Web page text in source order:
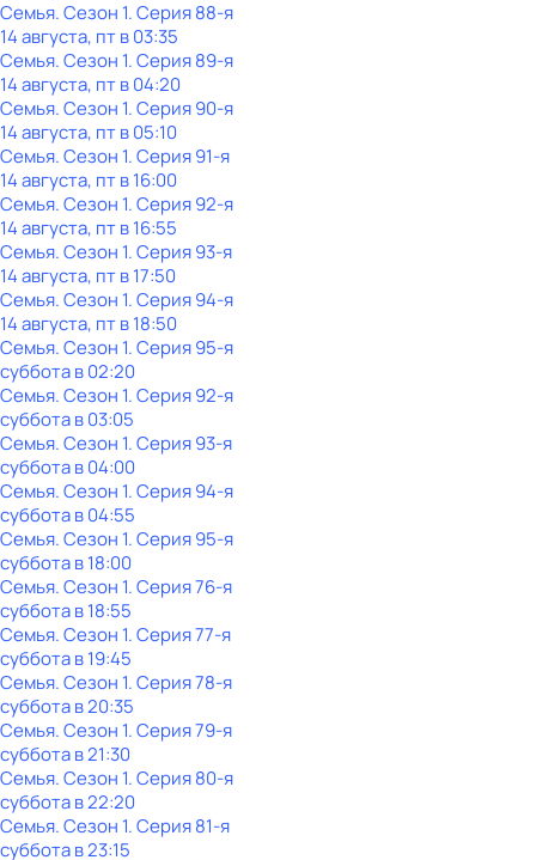
Семья. Сезон 1. Серия 88-я
14 августа, пт в 03:35
Семья. Сезон 1. Серия 89-я
14 августа, пт в 04:20
Семья. Сезон 1. Серия 90-я
14 августа, пт в 05:10
Семья. Сезон 1. Серия 91-я
14 августа, пт в 16:00
Семья. Сезон 1. Серия 92-я
14 августа, пт в 16:55
Семья. Сезон 1. Серия 93-я
14 августа, пт в 17:50
Семья. Сезон 1. Серия 94-я
14 августа, пт в 18:50
Семья. Сезон 1. Серия 95-я
субботав02:20
Семья. Сезон 1. Серия 92-я
субботав03:05
Семья. Сезон 1. Серия 93-я
субботав04:00
Семья. Сезон 1. Серия 94-я
субботав04:55
Семья. Сезон 1. Серия 95-я
субботав18:00
Семья. Сезон 1. Серия 76-я
субботав18:55
Семья. Сезон 1. Серия 77-я
субботав19:45
Семья. Сезон 1. Серия 78-я
субботав20:35
Семья. Сезон 1. Серия 79-я
субботав21:30
Семья. Сезон 1. Серия 80-я
субботав22:20
Семья. Сезон 1. Серия 81-я
субботав23:15